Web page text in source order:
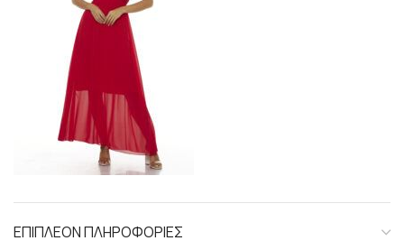
ΕΠΙΠΛΕΟΝ ΠΛΗΡΟΦΟΡΙΕΣ